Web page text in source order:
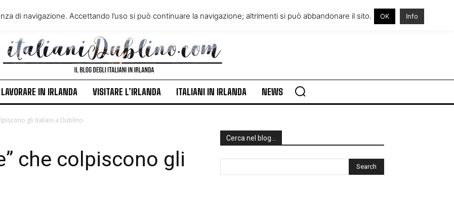
VIVERE IN IRLANDA
VISITARE L’IRLANDA
ITALIANI IN IRLANDA
NEWS
LAVORARE IN IRLANDA VISITARE L’IRLANDA ITALIANI IN IRLANDA NEWS
gli italiani a Dublino
che colpiscono gli
Cerca nel blog…
di navigazione. Accettando l’uso si può continuare la navigazione; altrimenti si può abbandonare il sito. OK Info